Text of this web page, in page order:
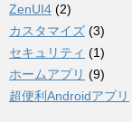
ZenUI4 (2)
カスタマイズ (3)
セキュリティ (1)
ホームアプリ (9)
超便利Androidアプリ